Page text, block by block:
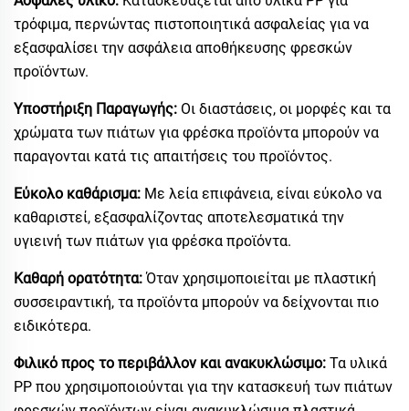
τρόφιμα, περνώντας πιστοποιητικά ασφαλείας για να
εξασφαλίσει την ασφάλεια αποθήκευσης φρεσκών
προϊόντων.
Υποστήριξη Παραγωγής: Οι διαστάσεις, οι μορφές και τα
χρώματα των πιάτων για φρέσκα προϊόντα μπορούν να
παραγονται κατά τις απαιτήσεις του προϊόντος.
Εύκολο καθάρισμα: Με λεία επιφάνεια, είναι εύκολο να
καθαριστεί, εξασφαλίζοντας αποτελεσματικά την
υγιεινή των πιάτων για φρέσκα προϊόντα.
Καθαρή ορατότητα: Όταν χρησιμοποιείται με πλαστική
συσσειραντική, τα προϊόντα μπορούν να δείχνονται πιο
ειδικότερα.
Φιλικό προς το περιβάλλον και ανακυκλώσιμο: Τα υλικά
PP που χρησιμοποιούνται για την κατασκευή των πιάτων